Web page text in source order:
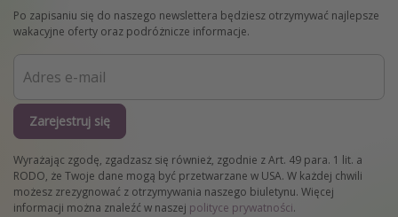
Po zapisaniu się do naszego newslettera będziesz otrzymywać najlepsze
wakacyjne oferty oraz podróżnicze informacje.
Zarejestruj się
Wyrażając zgodę, zgadzasz się również, zgodnie z Art. 49 para. 1 lit. a
RODO, że Twoje dane mogą być przetwarzane w USA. W każdej chwili
możesz zrezygnować z otrzymywania naszego biuletynu. Więcej
informacji można znaleźć w naszej polityce prywatności.